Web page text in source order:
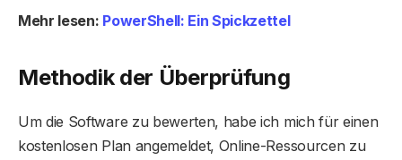
Mehr lesen: PowerShell: Ein Spickzettel
Methodik der Überprüfung
Um die Software zu bewerten, habe ich mich für einen
kostenlosen Plan angemeldet, Online-Ressourcen zu